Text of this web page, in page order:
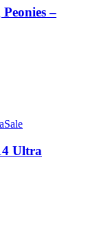
–
Sale
Ultra